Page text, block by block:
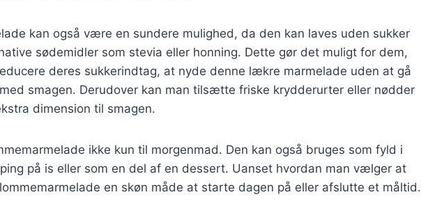
kan også være en sundere mulighed, da den kan laves uden sukker
sødemidler som stevia eller honning. Dette gør det muligt for dem,
deres sukkerindtag, at nyde denne lækre marmelade uden at gå
smagen. Derudover kan man tilsætte friske krydderurter eller nødder
dimension til smagen.
ikke kun til morgenmad. Den kan også bruges som fyld i
på is eller som en del af en dessert. Uanset hvordan man vælger at
en skøn måde at starte dagen på eller afslutte et måltid.